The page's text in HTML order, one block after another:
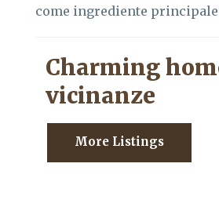
come ingrediente principale
Charming
vicinanze
More Listings